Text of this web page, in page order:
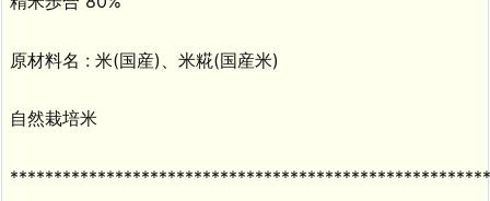
原材料名 : 米(国産)、米糀(国産米)
自然栽培米